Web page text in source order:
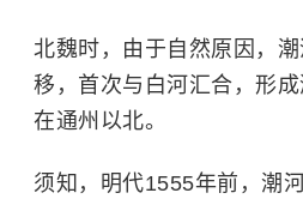
北魏时，由于自然原因，
移，首次与白河汇合，形
在通州以北。
须知，明代1555年前，潮